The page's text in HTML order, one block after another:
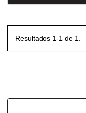
Resultados 1-1 de 1.